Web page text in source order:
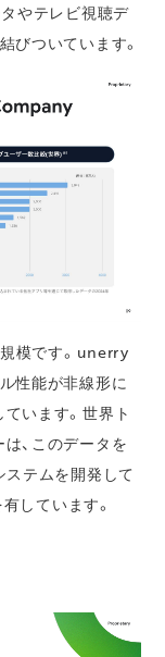
やテレビ視聴デ
びついています。
模です。unerry
性能が非線形に
います。世界ト
、このデータを
テムを開発して
しています。